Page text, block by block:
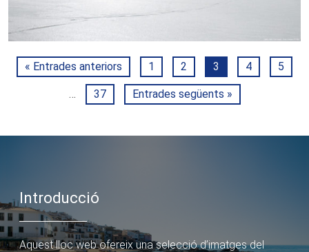
« Entrades anteriors 1 2 3 4 5
… 37 Entrades següents »
Introducció
Aquest lloc web ofereix una selecció d’imatges del